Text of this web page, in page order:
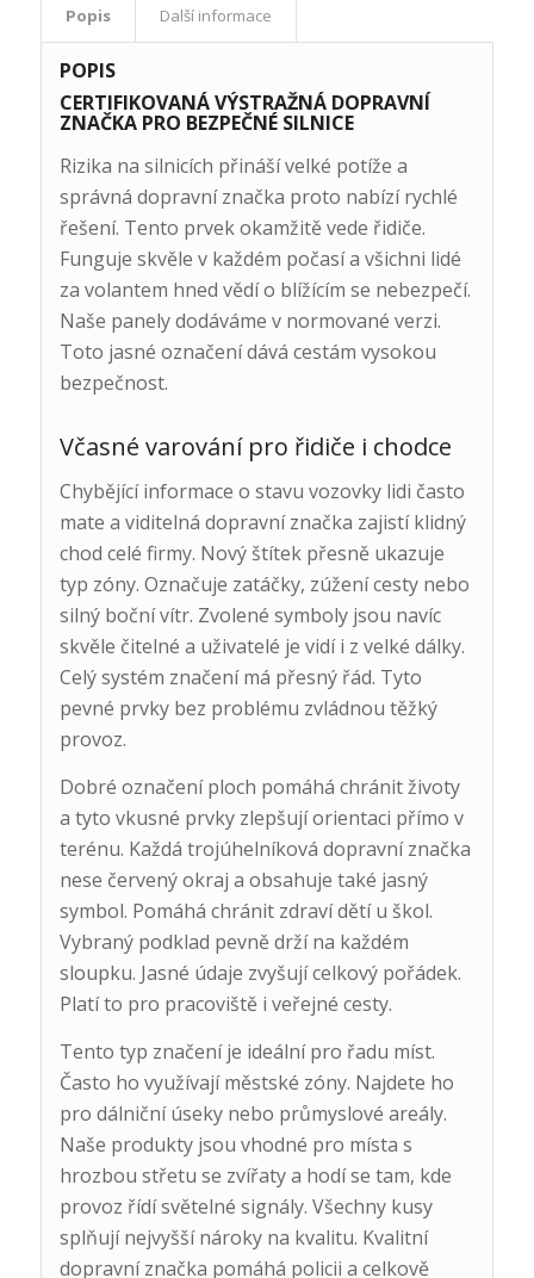
Popis Další informace
POPIS
CERTIFIKOVANÁ VÝSTRAŽNÁ DOPRAVNÍ
ZNAČKA PRO BEZPEČNÉ SILNICE
Rizika na silnicích přináší velké potíže a
správná dopravní značka proto nabízí rychlé
řešení. Tento prvek okamžitě vede řidiče.
Funguje skvěle v každém počasí a všichni lidé
za volantem hned vědí o blížícím se nebezpečí.
Naše panely dodáváme v normované verzi.
Toto jasné označení dává cestám vysokou
bezpečnost.
Včasné varování pro řidiče i chodce
Chybějící informace o stavu vozovky lidi často
mate a viditelná dopravní značka zajistí klidný
chod celé firmy. Nový štítek přesně ukazuje
typ zóny. Označuje zatáčky, zúžení cesty nebo
silný boční vítr. Zvolené symboly jsou navíc
skvěle čitelné a uživatelé je vidí i z velké dálky.
Celý systém značení má přesný řád. Tyto
pevné prvky bez problému zvládnou těžký
provoz.
Dobré označení ploch pomáhá chránit životy
a tyto vkusné prvky zlepšují orientaci přímo v
terénu. Každá trojúhelníková dopravní značka
nese červený okraj a obsahuje také jasný
symbol. Pomáhá chránit zdraví dětí u škol.
Vybraný podklad pevně drží na každém
sloupku. Jasné údaje zvyšují celkový pořádek.
Platí to pro pracoviště i veřejné cesty.
Tento typ značení je ideální pro řadu míst.
Často ho využívají městské zóny. Najdete ho
pro dálniční úseky nebo průmyslové areály.
Naše produkty jsou vhodné pro místa s
hrozbou střetu se zvířaty a hodí se tam, kde
provoz řídí světelné signály. Všechny kusy
splňují nejvyšší nároky na kvalitu. Kvalitní
dopravní značka pomáhá policii a celkově